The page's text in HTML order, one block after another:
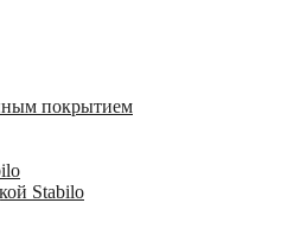
покрытием
Stabilo